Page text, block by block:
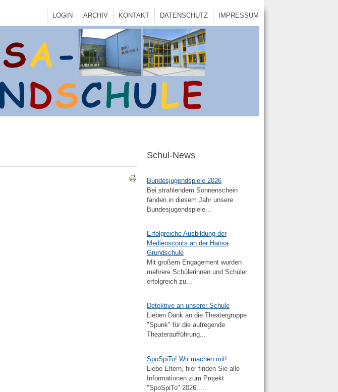
IMPRESSUM
DATENSCHUTZ
KONTAKT
ARCHIV
LOGIN
Schul-News
Bundesjugendspiele 2026
Bei strahlendem Sonnenschein
fanden in diesem Jahr unsere
Bundesjugendspiele...
Erfolgreiche Ausbildung der
Medienscouts an der Hansa
Grundschule
Mit großem Engagement wurden
mehrere Schülerinnen und Schüler
erfolgreich zu...
Detektive an unserer Schule
Lieben Dank an die Theatergruppe
"Spunk" für die aufregende
Theateraufführung...
SpoSpiTo! Wir machen mit!
Liebe Eltern, hier finden Sie alle
Informationen zum Projekt
"SpoSpiTo" 2026.....